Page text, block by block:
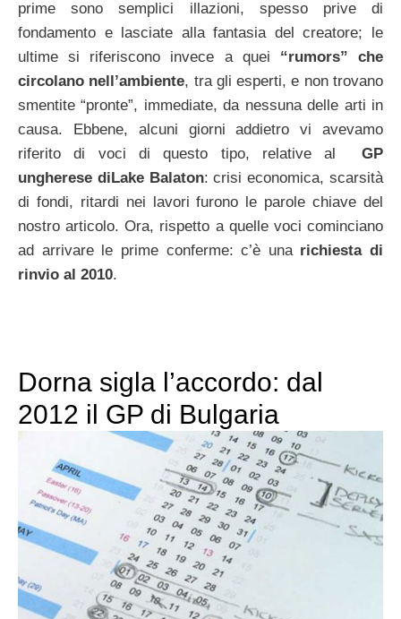
prime sono semplici illazioni, spesso prive di
fondamento e lasciate alla fantasia del creatore; le
ultime si riferiscono invece a quei “rumors” che
circolano nell’ambiente, tra gli esperti, e non trovano
smentite “pronte”, immediate, da nessuna delle arti in
causa. Ebbene, alcuni giorni addietro vi avevamo
riferito di voci di questo tipo, relative al GP
ungherese diLake Balaton: crisi economica, scarsità
di fondi, ritardi nei lavori furono le parole chiave del
nostro articolo. Ora, rispetto a quelle voci cominciano
ad arrivare le prime conferme: c’è una richiesta di
rinvio al 2010.
Dorna sigla l’accordo: dal
2012 il GP di Bulgaria